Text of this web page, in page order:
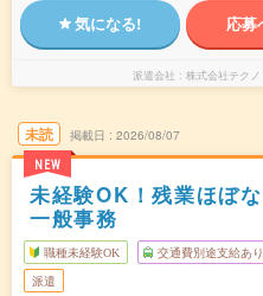
気になる! 応募
派遣会社 株式会社テクノ
未読
NEW
掲載日 2026/08/07
未経験OK！残業ほぼ
一般事務
職種未経験OK 交通費別途支給あり
派遣